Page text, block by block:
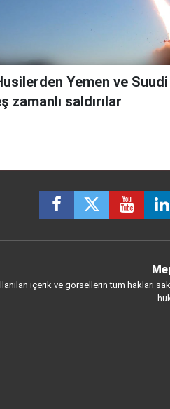
Yemen ve
zamanlı saldırılar
içerik ve görsellerin tüm hakları